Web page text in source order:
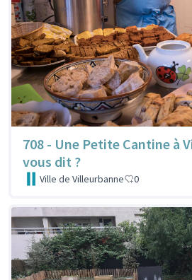
708 - Une Petite Cantine à
vous dit ?
Ville de Villeurbanne 0